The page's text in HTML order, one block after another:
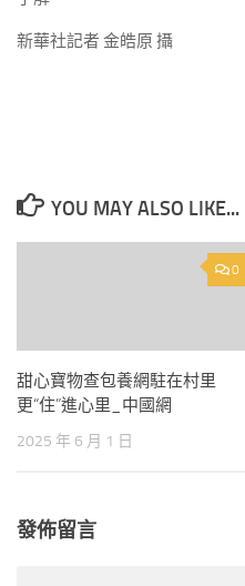
新華社記者 金皓原 攝
YOU MAY ALSO LIKE...
0
甜心寶物查包養網駐在村里
更“住”進心里_中國網
2025 年 6 月 1 日
發佈留言